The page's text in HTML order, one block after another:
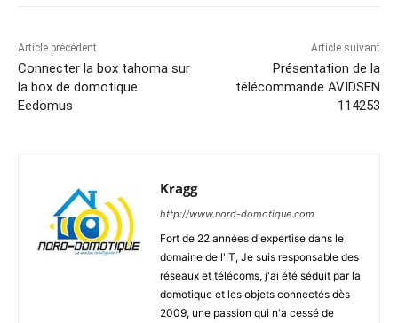
Article précédent
Connecter la box tahoma sur
la box de domotique
Eedomus
Article suivant
Présentation de la
télécommande AVIDSEN
114253
Kragg
http://www.nord-domotique.com
Fort de 22 années d'expertise dans le
domaine de l'IT, Je suis responsable des
réseaux et télécoms, j'ai été séduit par la
domotique et les objets connectés dès
2009, une passion qui n'a cessé de